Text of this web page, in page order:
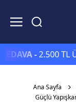
-2.500 TL
Ana Sayfa
Güçlü